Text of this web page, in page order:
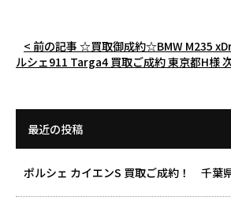
< 前の記事 ☆買取御成約☆BMW M235
ルシェ911 Targa4 買取ご成約 東京都H様
最近の投稿
ポルシェ カイエンS 買取ご成約！ 千葉